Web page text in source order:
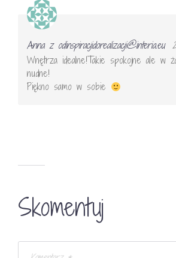
Anna z odinspiracjidorealizacji@interia.eu
Wnętrza idealne!Takie spokojne ale w
nudne!
Piękno samo w sobie
Skomentuj